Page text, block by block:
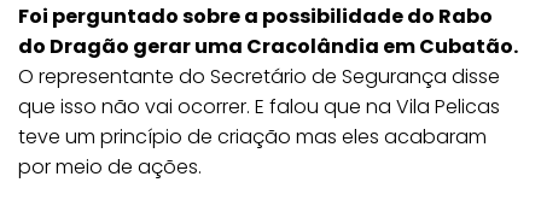
Foi perguntado sobre a possibilidade do Rabo
do Dragão gerar uma Cracolândia em Cubatão.
O representante do Secretário de Segurança disse
que isso não vai ocorrer. E falou que na Vila Pelicas
teve um princípio de criação mas eles acabaram
por meio de ações.